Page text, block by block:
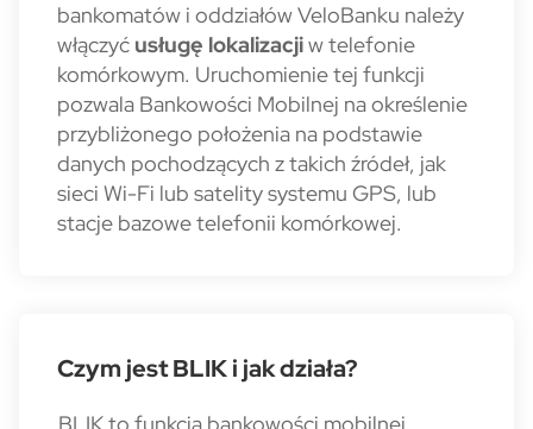
bankomatów i oddziałów VeloBanku należy
włączyć usługę lokalizacjiw telefonie
komórkowym. Uruchomienie tej funkcji
pozwala Bankowości Mobilnej na określenie
przybliżonego położenia na podstawie
danych pochodzących z takich źródeł, jak
sieci Wi-Fi lub satelity systemu GPS, lub
stacje bazowe telefonii komórkowej.
Czym jest BLIK i jak działa?